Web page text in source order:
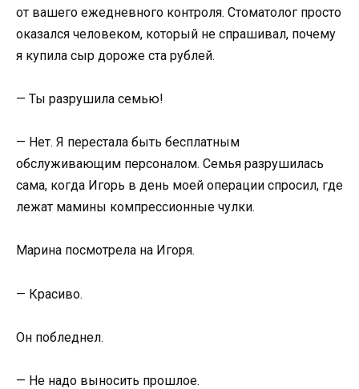
от вашего ежедневного контроля. Стоматолог просто
оказался человеком, который не спрашивал, почему
я купила сыр дороже ста рублей.
— Ты разрушила семью!
— Нет. Я перестала быть бесплатным
обслуживающим персоналом. Семья разрушилась
сама, когда Игорь в день моей операции спросил, где
лежат мамины компрессионные чулки.
Марина посмотрела на Игоря.
— Красиво.
Он побледнел.
— Не надо выносить прошлое.